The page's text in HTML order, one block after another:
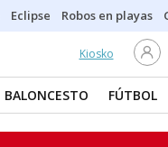
Eclipse Robos en playas
Kiosko
BALONCESTO FÚTBOL